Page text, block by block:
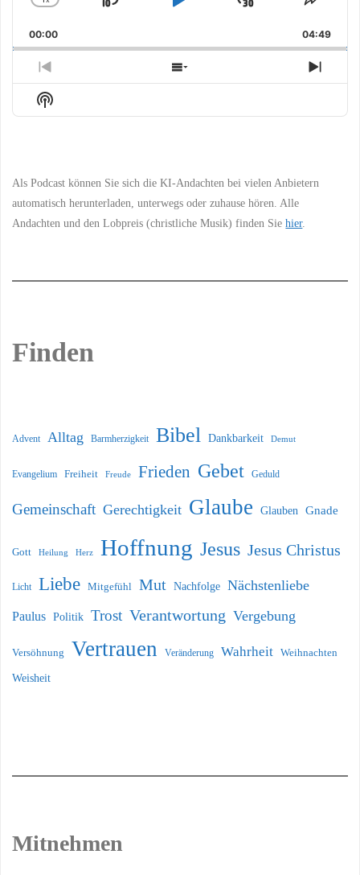
Change
Rate
Skip
Play
Jump
Forward
Share
00:00 04:49
Previous
Episode
Show
Episodes
Next
Show
Podcast
Als Podcast können Sie sich die KI-Andachten bei vielen Anbietern
automatisch herunterladen, unterwegs oder zuhause hören. Alle
Andachten und den Lobpreis (christliche Musik) finden Siehier.
Finden
Advent Alltag Barmherzigkeit Bibel Dankbarkeit Demut
Evangelium Freiheit Freude Frieden Gebet Geduld
Gemeinschaft Gerechtigkeit Glaube Glauben Gnade
Gott Heilung Herz Hoffnung Jesus Jesus Christus
Licht Liebe Mitgefühl Mut Nachfolge Nächstenliebe
Paulus Politik Trost Verantwortung Vergebung
Versöhnung Vertrauen Veränderung Wahrheit Weihnachten
Weisheit
Mitnehmen